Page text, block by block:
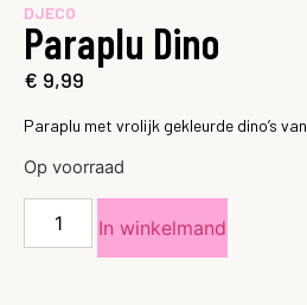
DJECO
Paraplu Dino
€ 9,99
Paraplu met vrolijk gekleurde dino’s
Op voorraad
In winkelmand